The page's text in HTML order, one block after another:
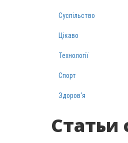
Суспільство
Цікаво
Технології
Спорт
Здоров‘я
Статьи